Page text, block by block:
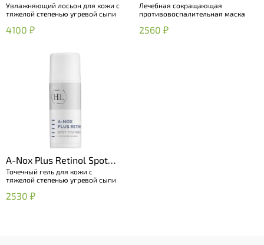
Hydrating Lotion
Увлажняющий лосьон для кожи с
тяжелой степенью угревой сыпи
4100 ₽
Лечебная сокращающая
противовоспалительная маска
2560 ₽
A-Nox Plus Retinol Spot
Treatment Gel
Точечный гель для кожи с
тяжелой степенью угревой сыпи
2530 ₽